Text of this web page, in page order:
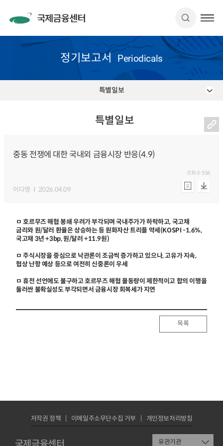
정기보고서 Periodicals
특별일보
특별일보
중동 전쟁에 대한 국내외 금융시장 반응(4.9)
이다영 2026.04.09
조회수 556
ㅁ 호르무즈 해협 봉쇄 우려가 부각되며 국내주가가 하락하고, 국고채
금리와 원/달러 환율은 상승하는 등 원화자산 트리플 약세(KOSPI -1.6%,
국고채 3년 +3bp, 원/달러 +11.9원)
ㅁ 주식시장을 중심으로 낙관론이 조금씩 증가하고 있으나, 고유가 지속,
협상 난항 예상 등으로 여전히 신중론이 우세
ㅁ 휴전 선언에도 불구하고 호르무즈 해협 물동량이 제한적이고 합의 이행을
둘러싼 불확실성도 부각되면서 금융시장 회복세가 지연
목록
국제금융센터
저작권 정책 이메일주소무단수집 거부 개인정보처리방침
유관기관